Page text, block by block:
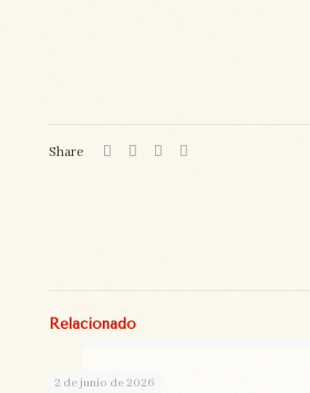
Share
Relacionado
2 de junio de 2026